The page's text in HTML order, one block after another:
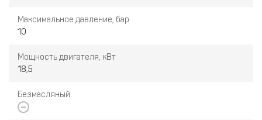
Максимальное давление, бар
10
Мощность двигателя, кВт
18,5
Безмасляный